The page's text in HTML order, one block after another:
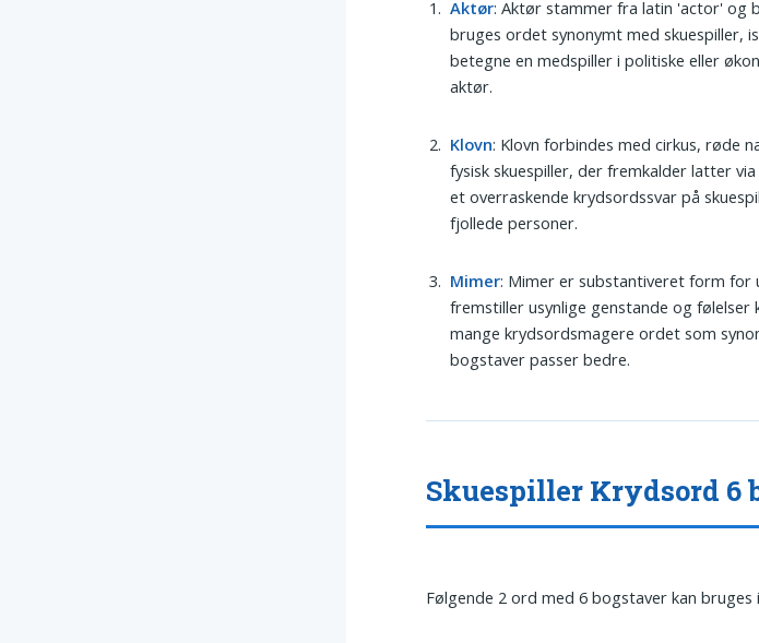
Aktør: Aktør stammer fra latin 'actor' og
bruges ordet synonymt med skuespiller,
betegne en medspiller i politiske eller
aktør.
Klovn: Klovn forbindes med cirkus, røde
fysisk skuespiller, der fremkalder latter
et overraskende krydsordssvar på
fjollede personer.
Mimer: Mimer er substantiveret form for
fremstiller usynlige genstande og
mange krydsordsmagere ordet som
bogstaver passer bedre.
Skuespiller Krydsord 6
Følgende 2 ord med 6 bogstaver kan